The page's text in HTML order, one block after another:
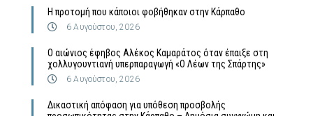
Η προτομή που κάποιοι φοβήθηκαν στην Κάρπαθο
6 Αυγούστου, 2026
Ο αιώνιος έφηβος Αλέκος Καμαράτος όταν έπαιξε στη
χολλυγουντιανή υπερπαραγωγή «Ο Λέων της Σπάρτης»
6 Αυγούστου, 2026
Δικαστική απόφαση για υπόθεση προσβολής